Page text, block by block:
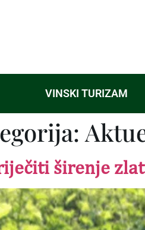
VINSKI TURIZAM
širenje